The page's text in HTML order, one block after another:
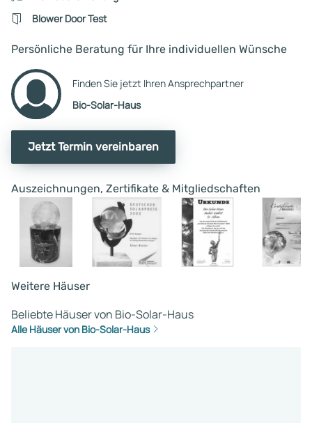
Blower Door Test
Persönliche Beratung für Ihre individuellen Wünsche
Finden Sie jetzt Ihren Ansprechpartner
Bio-Solar-Haus
Jetzt Termin vereinbaren
Auszeichnungen, Zertifikate & Mitgliedschaften
Weitere Häuser
Beliebte Häuser von Bio-Solar-Haus
Alle Häuser von Bio-Solar-Haus